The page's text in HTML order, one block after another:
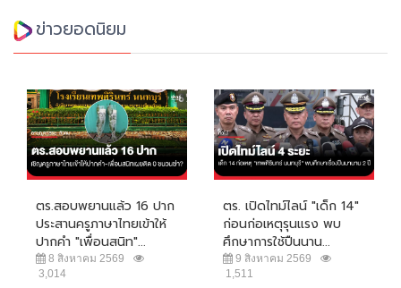
ข่าวยอดนิยม
ตร.สอบพยานแล้ว 16 ปาก
ประสานครูภาษาไทยเข้าให้
ปากคำ "เพื่อนสนิท"...
8 สิงหาคม 2569
3,014
ตร. เปิดไทม์ไลน์ "เด็ก 14"
ก่อนก่อเหตุรุนแรง พบ
ศึกษาการใช้ปืนนาน...
9 สิงหาคม 2569
1,511